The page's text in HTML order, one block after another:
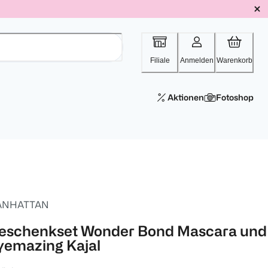
Filiale Anmelden Warenkorb
Aktionen Fotoshop
Wonder Bond Mascara und
Kajal